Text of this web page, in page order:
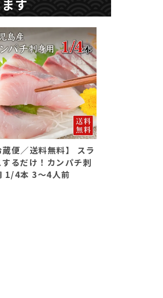
す
蔵便／送料無料】 スラ
するだけ！カンパチ刺
1/4本 3～4人前